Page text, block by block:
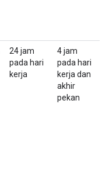
24 jam
pada hari
kerja
4 jam
pada hari
kerja dan
akhir
pekan